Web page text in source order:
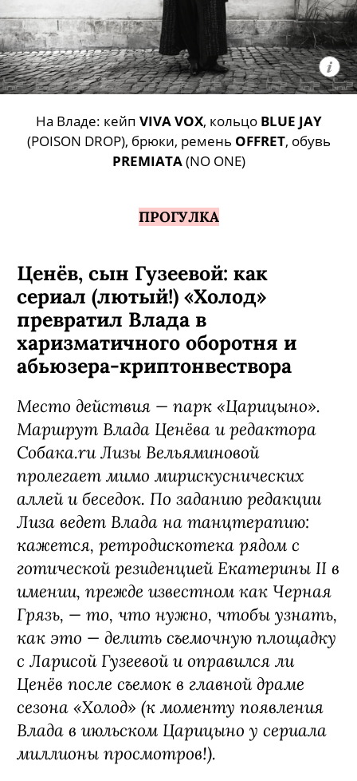
На Владе: кейп VIVA VOX, кольцо BLUE JAY
(POISON DROP), брюки, ремень OFFRET, обувь
PREMIATA(NO ONE)
ПРОГУЛКА
Ценёв, сын Гузеевой: как
сериал (лютый!) «Холод»
превратил Влада в
харизматичного оборотня и
абьюзера-криптонвествора
Место действия — парк «Царицыно».
Маршрут Влада Ценёва и редактора
Собака.ru Лизы Вельяминовой
пролегает мимо мирискуснических
аллей и беседок. По заданию редакции
Лиза ведет Влада на танцтерапию:
кажется, ретродискотека рядом с
готической резиденцией Екатерины II в
имении, прежде известном как Черная
Грязь, — то, что нужно, чтобы узнать,
как это — делить съемочную площадку
с Ларисой Гузеевой и оправился ли
Ценёв после съемок в главной драме
сезона «Холод» (к моменту появления
Влада в июльском Царицыно у сериала
миллионы просмотров!).